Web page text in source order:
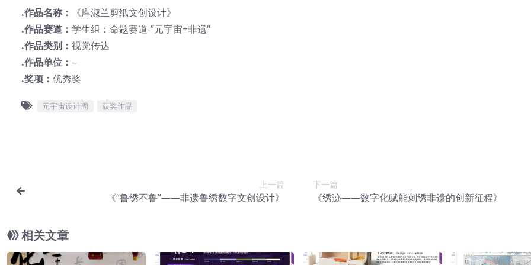
.作品名称：
《库淑兰剪纸文创设计》
.作品赛道： 学生组：命题赛道-”元宇宙+非遗“
.作品类别： 视觉传达
.作品单位： –
.奖项： 优秀奖
元宇宙设计周 获奖作品
上一篇
《“鲁绣不鲁”——非遗鲁绣数字文创设计》
下一篇
《绣迹——数字化赋能刺绣非遗的创新征程》
相关文章